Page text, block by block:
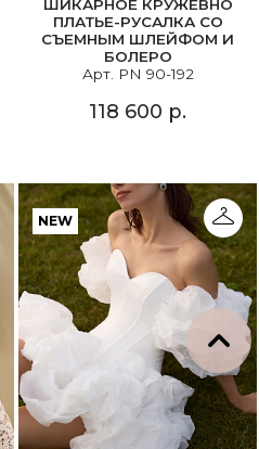
ШИКАРНОЕ КРУЖЕВНО
ПЛАТЬЕ-РУСАЛКА СО
СЪЕМНЫМ ШЛЕЙФОМ И
БОЛЕРО
Арт. PN 90-192
118 600 р.
NEW